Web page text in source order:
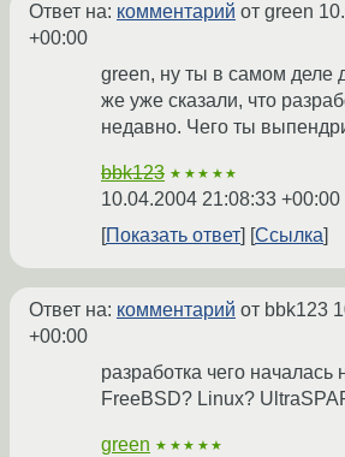
Ответ на: комментарий от green
+00:00
green, ну ты в самом деле
же уже сказали, что
недавно. Чего ты
bbk123 ★★★★★
10.04.2004 21:08:33 +00:00
Показать ответ
Ссылка
Ответ на: комментарий от bbk123
+00:00
разработка чего
FreeBSD? Linux?
green ★★★★★